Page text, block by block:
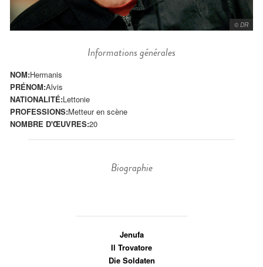
© DR
Informations générales
NOM:Hermanis
PRÉNOM:Alvis
NATIONALITÉ:Lettonie
PROFESSIONS:Metteur en scène
NOMBRE D'ŒUVRES:20
Biographie
Jenufa
Il Trovatore
Die Soldaten